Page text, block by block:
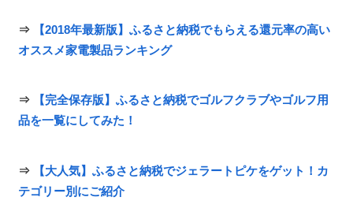
⇒
【2018年最新版】ふるさと納税でもらえる還元率の高い
オススメ家電製品ランキング
⇒
【完全保存版】ふるさと納税でゴルフクラブやゴルフ用
品を一覧にしてみた！
⇒
【大人気】ふるさと納税でジェラートピケをゲット！カ
テゴリー別にご紹介